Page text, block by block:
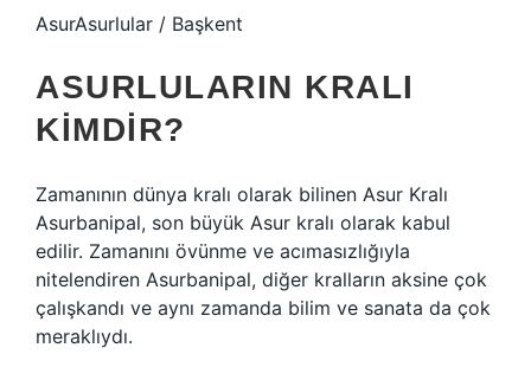
AsurAsurlular / Başkent
ASURLULARIN KRALI
KIMDIR?
Zamanının dünya kralı olarak bilinen Asur Kralı
Asurbanipal, son büyük Asur kralı olarak kabul
edilir. Zamanını övünme ve acımasızlığıyla
nitelendiren Asurbanipal, diğer kralların aksine çok
çalışkandı ve aynı zamanda bilim ve sanata da çok
meraklıydı.